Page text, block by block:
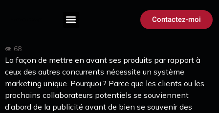
Contactez-moi
La façon de mettre en avant ses produits par rapport à
ceux des autres concurrents nécessite un système
marketing unique. Pourquoi ? Parce que les clients ou les
prochains collaborateurs potentiels se souviennent
d’abord de la publicité avant de bien se souvenir des